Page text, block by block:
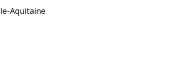
Aquitaine